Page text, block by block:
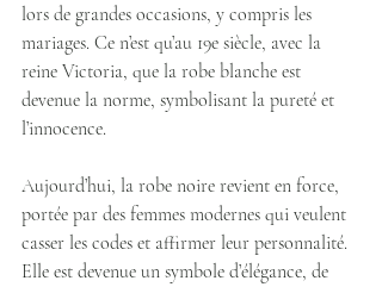
lors de grandes occasions, y compris les
mariages. Ce n’est qu’au 19e siècle, avec la
reine Victoria, que la robe blanche est
devenue la norme, symbolisant la pureté et
l’innocence.
Aujourd’hui, la robe noire revient en force,
portée par des femmes modernes qui veulent
casser les codes et affirmer leur personnalité.
Elle est devenue un symbole d’élégance, de